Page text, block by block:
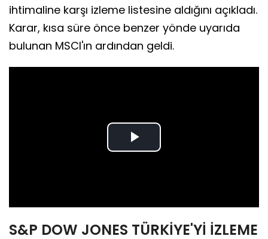
ihtimaline karşı izleme listesine aldığını açıkladı.
Karar, kısa süre önce benzer yönde uyarıda
bulunan MSCI'ın ardından geldi.
Play
S&P DOW JONES TÜRKİYE'Yİ İZLEME